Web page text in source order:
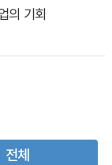
의 기회
전체